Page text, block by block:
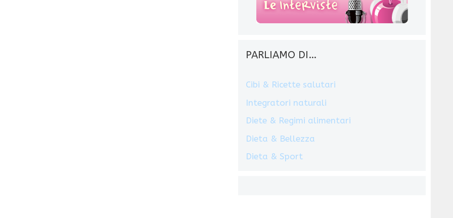
PARLIAMO DI…
Cibi & Ricette salutari
Integratori naturali
Diete & Regimi alimentari
Dieta & Bellezza
Dieta & Sport